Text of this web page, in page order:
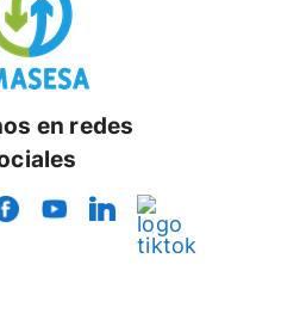
en redes